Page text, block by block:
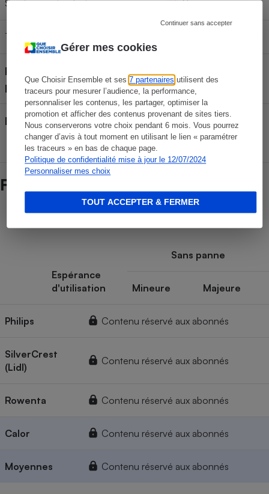
Gérer mes cookies
Que Choisir Ensemble et ses7 partenaires utilisent des
traceurs pour mesurer l’audience, la performance,
personnaliser les contenus, les partager, optimiser la
promotion et afficher des contenus provenant de sites tiers.
Nous conserverons votre choix pendant 6 mois. Vous pourrez
changer d’avis à tout moment en utilisant le lien « paramétrer
les traceurs » en bas de chaque page.
Politique de confidentialité mise à jour le 12/07/2024
Personnaliser mes choix
Continuer sans accepter
TOUT ACCEPTER & FERMER
Système anti-calcaire permanent Non
Témoin de nettoyage
Pays de fabrication (déclaré
par le fabricant)
France
EAN
Fiabilité des marques
Espérance
d'utilisation
Sans panne
Mineure Majeure
Philips Contenu réservé aux abonnés
SilverCrest
(Lidl)
Contenu réservé aux abonnés
Rowenta Contenu réservé aux abonnés
Calor Contenu réservé aux abonnés
Moyennes Contenu réservé aux abonnés